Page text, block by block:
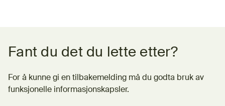
Fant du det du lette etter?
For å kunne gi en tilbakemelding må du godta bruk av
funksjonelle informasjonskapsler.